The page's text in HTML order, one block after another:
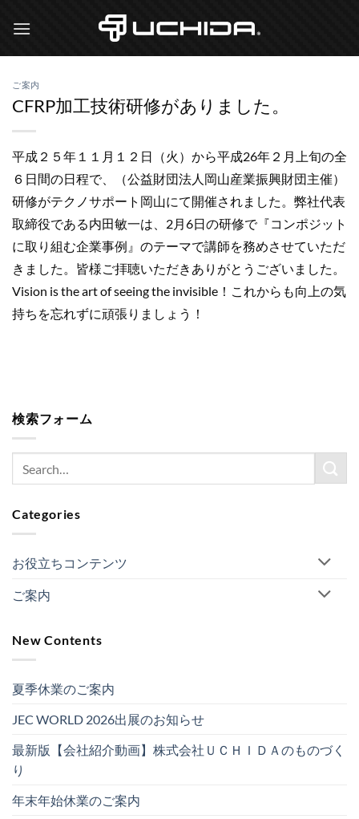
ご案内
CFRP加工技術研修がありました。
平成２５年１１月１２日（火）から平成26年２月上旬の全
６日間の日程で、（公益財団法人岡山産業振興財団主催）
研修がテクノサポート岡山にて開催されました。弊社代表
取締役である内田敏一は、2月6日の研修で『コンポジット
に取り組む企業事例』のテーマで講師を務めさせていただ
きました。皆様ご拝聴いただきありがとうございました。
Vision is the art of seeing the invisible！これからも向上の気
持ちを忘れずに頑張りましょう！
検索フォーム
Categories
お役立ちコンテンツ
ご案内
New Contents
夏季休業のご案内
JEC WORLD 2026出展のお知らせ
最新版【会社紹介動画】株式会社ＵＣＨＩＤＡのものづく
り
年末年始休業のご案内